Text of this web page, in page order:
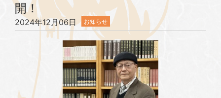
開！
2024年12月06日 お知らせ